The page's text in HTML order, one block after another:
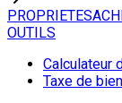
PROPRIETES
OUTILS
Calculateur
Taxe de